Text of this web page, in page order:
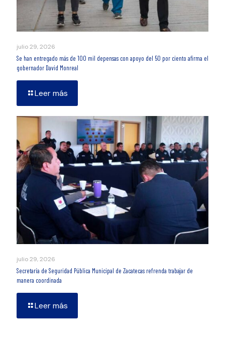
julio 29, 2026
Se han entregado más de 100 mil depensas con apoyo del 50 por ciento afirma el
gobernador David Monreal
Leer más
julio 29, 2026
Secretaría de Seguridad Pública Municipal de Zacatecas refrenda trabajar de
manera coordinada
Leer más